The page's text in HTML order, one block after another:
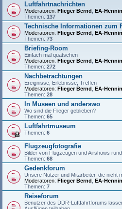
Luftfahrtnachrichten
Moderatoren: Flieger Bernd EA-
Themen: 137
Technische Informationen zum
Moderatoren: Flieger Bernd EA-
Themen: 73
Briefing-Room
Einfach mal quatschen
Moderatoren: Flieger Bernd EA-
Themen: 272
Nachbetrachtungen
Ereignisse, Erlebnisse, Treffen
Moderatoren: Flieger Bernd EA-
Themen: 28
In Museen und anderswo
Wo sind die Flieger geblieben?
Themen: 65
Luftfahrtmuseum
Themen: 6
Flugzeugfotografie
Bilder von Flugzeugen und Airshows rund
Themen: 68
Gedenkforum
Unsere Nutzer und Mitarbeiter, die nicht
Moderatoren: Flieger Bernd EA-
Themen: 7
Reiseforum
Benutzer des DDR-Luftfahrtforums